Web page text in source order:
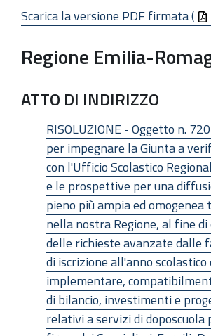
Scarica la versione PDF firmata (
Regione Emilia-
ATTO DI INDIRIZZO
RISOLUZIONE - Oggetto n.
per impegnare la Giunta a
con l'Ufficio Scolastico
e le prospettive per una
pieno più ampia ed omogenea
nella nostra Regione, al fine
delle richieste avanzate dalle
di iscrizione all'anno scolastico
implementare,
di bilancio, investimenti e
relativi a servizi di doposcuola